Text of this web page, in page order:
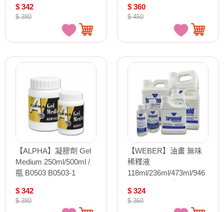
$ 342
$ 380
$ 360
$ 450
【ALPHA】凝膠劑 Gel
Medium 250ml/500ml /
瓶 B0503 B0503-1
$ 342
$ 380
【WEBER】油畫 無味
稀釋液
118ml/236ml/473ml/946
W1682 W1683 W1684
$ 324
$ 360